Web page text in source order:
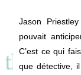
Jason Priestley
pouvait
C’est ce qui
que détective,